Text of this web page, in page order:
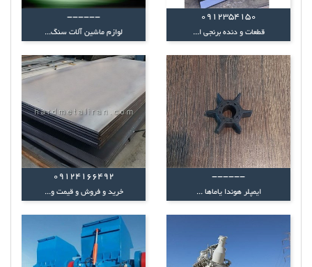
0912354150
قطعات و دنده برنجی ا...
------
لوازم ماشین آلات سنگ...
------
ایمپلر هوندا یاماها ...
09124166492
خرید و فروش و قیمت و...